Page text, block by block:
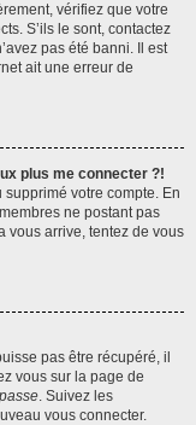
vérifiez que votre
S’ils le sont, contactez
pas été banni. Il est
ait une erreur de
plus me connecter ?!
supprimé votre compte. En
ne postant pas
vous arrive, tentez de vous
pas être récupéré, il
vous sur la page de
. Suivez les
vous connecter.